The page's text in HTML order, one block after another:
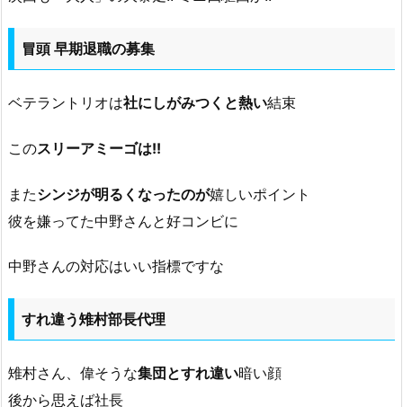
冒頭 早期退職の募集
ベテラントリオは社にしがみつくと熱い結束
このスリーアミーゴは!!
またシンジが明るくなったのが嬉しいポイント
彼を嫌ってた中野さんと好コンビに
中野さんの対応はいい指標ですな
すれ違う雉村部長代理
雉村さん、偉そうな集団とすれ違い暗い顔
後から思えば社長